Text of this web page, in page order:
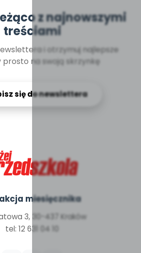
z najnowszymi
treściami
i otrzymuj najlepsze
prosto na swoją skrzynkę
się do newslettera
miesięcznika
3, 30-437 Kraków
tel: 12 631 04 10